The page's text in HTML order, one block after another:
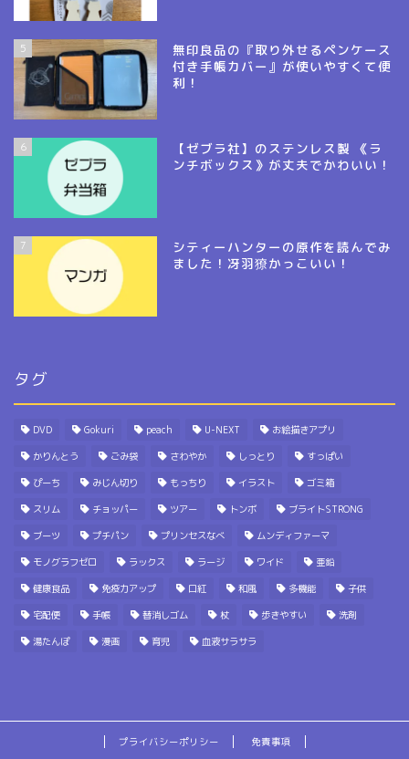
5
無印良品の『取り外せるペンケース
付き手帳カバー』が使いやすくて便
利！
6
【ゼブラ社】のステンレス製 《ラ
ンチボックス》が丈夫でかわいい！
7
シティーハンターの原作を読んでみ
ました！冴羽獠かっこいい！
タグ
DVD Gokuri peach U-NEXT お絵描きアプリ
かりんとう ごみ袋 さわやか しっとり すっぱい
ぴーち みじん切り もっちり イラスト ゴミ箱
スリム チョッパー ツアー トンボ ブライトSTRONG
ブーツ プチパン プリンセスなべ ムンディファーマ
モノグラフゼロ ラックス ラージ ワイド 亜鉛
健康食品 免疫力アップ 口紅 和風 多機能 子供
宅配便 手帳 替消しゴム 杖 歩きやすい 洗剤
湯たんぽ 漫画 育児 血液サラサラ
プライバシーポリシー
免責事項